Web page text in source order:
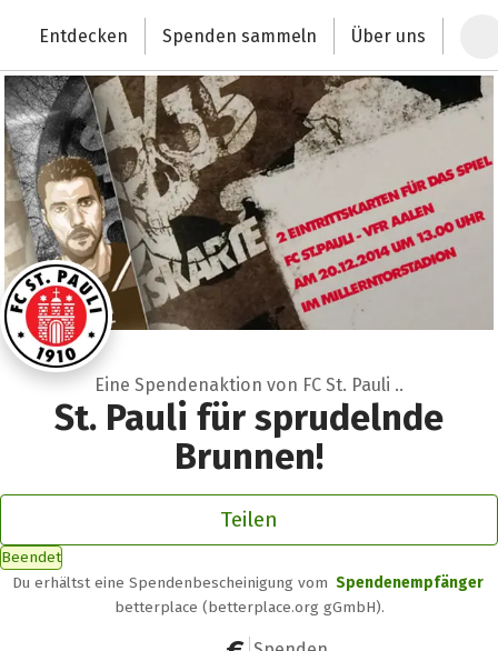
Deutschlands größte Spendenplattform
Entdecken Spenden sammeln Über uns
Eine Spendenaktion von FC St. Pauli ..
St. Pauli für sprudelnde
Brunnen!
Teilen
Beendet
Du erhältst eine Spendenbescheinigung vom Spendenempfänger
betterplace (betterplace.org gGmbH).